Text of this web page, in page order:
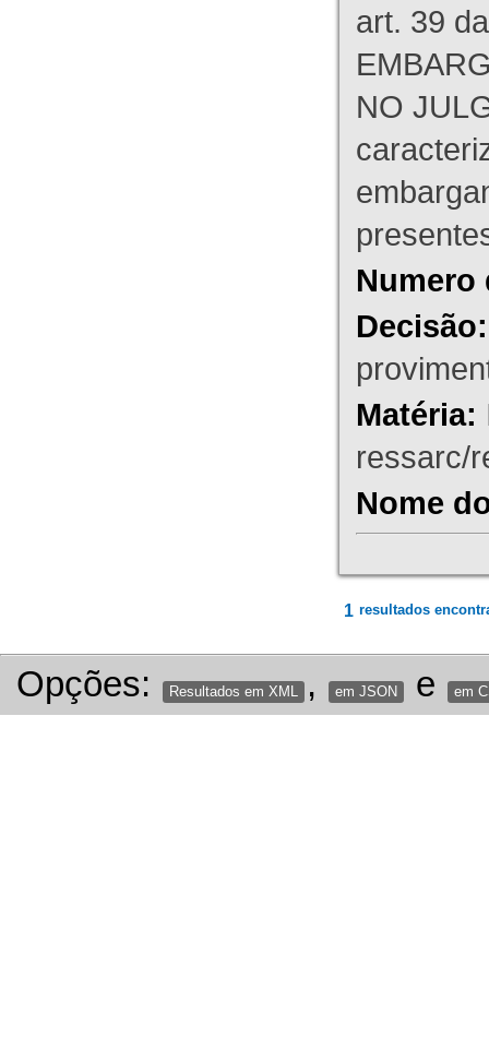
art. 39
NO
Numero
Decisão:
Matéria:
ressarc/
Nome
1 resultados
Opções: Resultados em XML , em JSON e em